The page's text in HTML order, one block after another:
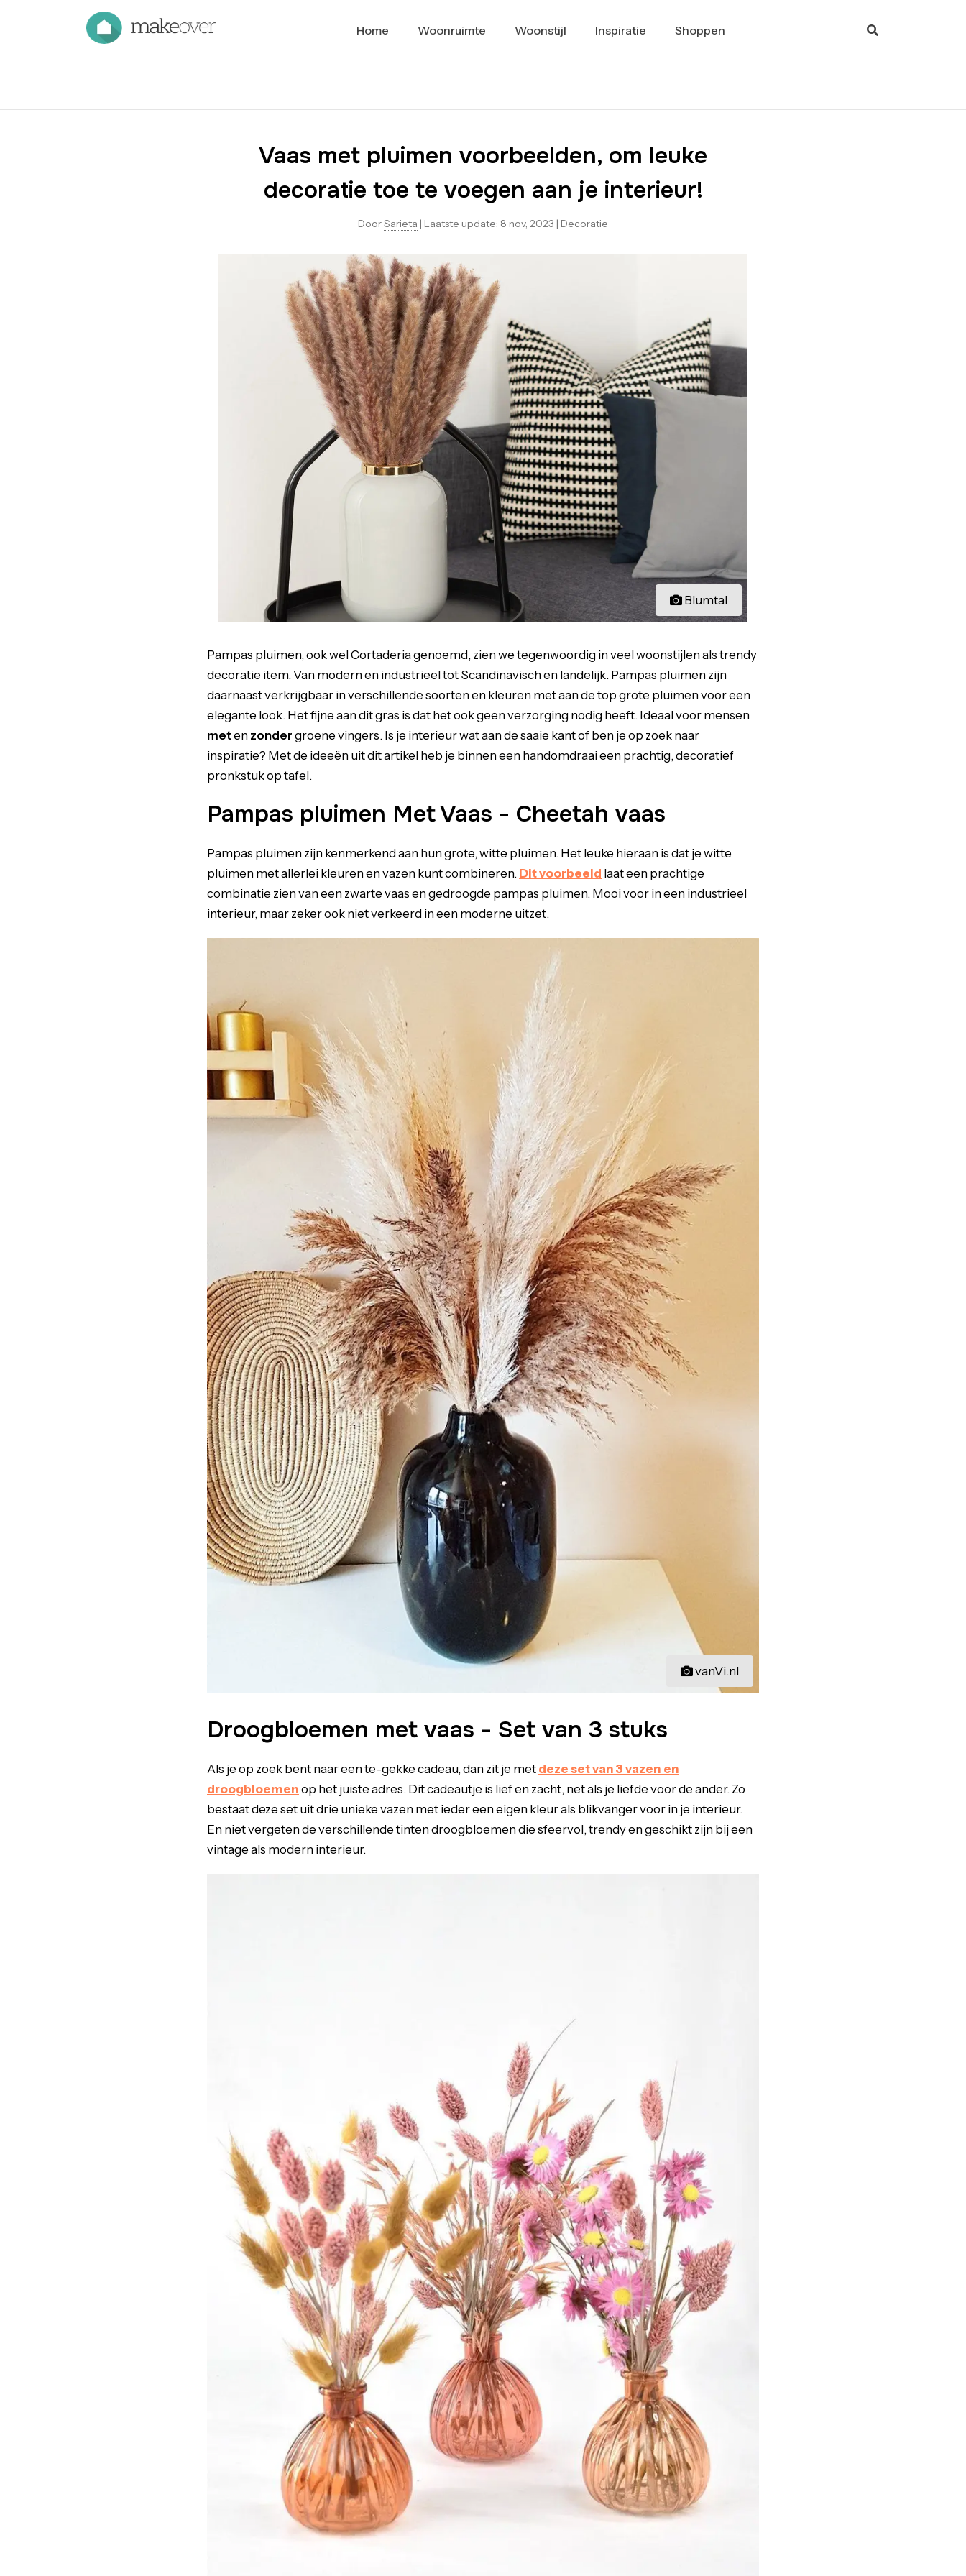
Home Woonruimte Woonstijl Inspiratie Shoppen
Vaas met pluimen voorbeelden, om leuke
decoratie toe te voegen aan je interieur!
DoorSarieta | Laatste update: 8 nov, 2023 | Decoratie
Blumtal
Pampas pluimen, ook wel Cortaderia genoemd, zien we tegenwoordig in veel woonstijlen als trendy
decoratie item. Van modern en industrieel tot Scandinavisch en landelijk. Pampas pluimen zijn
daarnaast verkrijgbaar in verschillende soorten en kleuren met aan de top grote pluimen voor een
elegante look. Het fijne aan dit gras is dat het ook geen verzorging nodig heeft. Ideaal voor mensen
meten zonder groene vingers. Is je interieur wat aan de saaie kant of ben je op zoek naar
inspiratie? Met de ideeën uit dit artikel heb je binnen een handomdraai een prachtig, decoratief
pronkstuk op tafel.
Pampas pluimen Met Vaas - Cheetah vaas
Pampas pluimen zijn kenmerkend aan hun grote, witte pluimen. Het leuke hieraan is dat je witte
pluimen met allerlei kleuren en vazen kunt combineren. Dit voorbeeld laat een prachtige
combinatie zien van een zwarte vaas en gedroogde pampas pluimen. Mooi voor in een industrieel
interieur, maar zeker ook niet verkeerd in een moderne uitzet.
vanVi.nl
Droogbloemen met vaas - Set van 3 stuks
Als je op zoek bent naar een te-gekke cadeau, dan zit je met deze set van 3 vazen en
droogbloemen op het juiste adres. Dit cadeautje is lief en zacht, net als je liefde voor de ander. Zo
bestaat deze set uit drie unieke vazen met ieder een eigen kleur als blikvanger voor in je interieur.
En niet vergeten de verschillende tinten droogbloemen die sfeervol, trendy en geschikt zijn bij een
vintage als modern interieur.